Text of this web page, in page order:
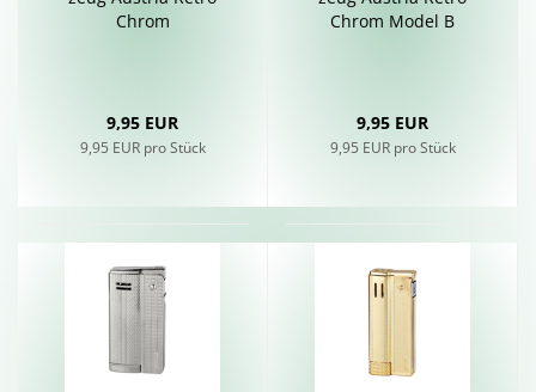
Chrom
9,95 EUR
9,95 EUR pro Stück
Chrom Model B
9,95 EUR
9,95 EUR pro Stück